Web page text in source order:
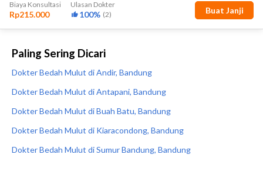
Paling Sering Dicari
Dokter Bedah Mulut di Andir, Bandung
Dokter Bedah Mulut di Antapani, Bandung
Dokter Bedah Mulut di Buah Batu, Bandung
Dokter Bedah Mulut di Kiaracondong, Bandung
Dokter Bedah Mulut di Sumur Bandung, Bandung